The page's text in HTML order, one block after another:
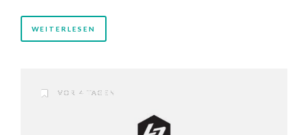
WEITERLESEN
VOR 4 TAGEN